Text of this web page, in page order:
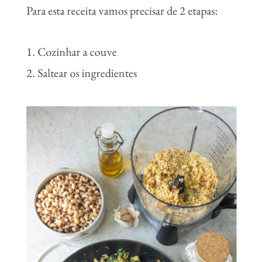
Para esta receita vamos precisar de 2 etapas:
Cozinhar a couve
Saltear os ingredientes